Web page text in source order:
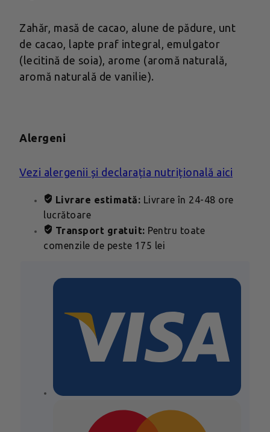
Zahăr, masă de cacao, alune de pădure, unt
de cacao, lapte praf integral, emulgator
(lecitină de soia), arome (aromă naturală,
aromă naturală de vanilie).
Alergeni
Vezi alergenii și declarația nutrițională aici
Livrare estimată: Livrare în 24-48 ore
lucrătoare
Transport gratuit: Pentru toate
comenzile de peste 175 lei